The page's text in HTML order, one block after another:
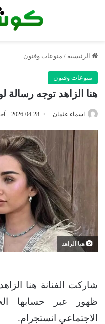
الرئيسية / منوعات وفنون
منوعات وفنون
هنا الزاهد توجه رسالة
اسماء عثمان 2026-04-28
هنا الزاهد
شاركت الفنانة هنا
ظهور عبر حسابها
الاجتماعي انستجرام.